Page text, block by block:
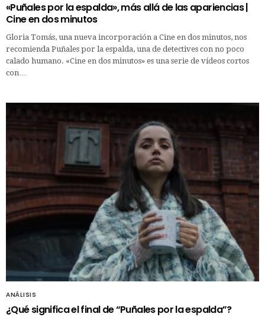
«Puñales por la espalda», más allá de las apariencias |
Cine en dos minutos
Gloria Tomás, una nueva incorporación a Cine en dos minutos, nos
recomienda Puñales por la espalda, una de detectives con no poco
calado humano. «Cine en dos minutos» es una serie de vídeos cortos
con…
ANÁLISIS
¿Qué significa el final de “Puñales por la espalda”?